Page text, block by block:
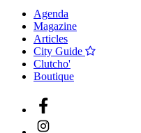
Agenda
Magazine
Articles
City Guide
Clutcho'
Boutique